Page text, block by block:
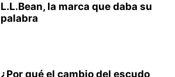
L.L.Bean, la marca que daba su
palabra
¿Por qué el cambio del escudo